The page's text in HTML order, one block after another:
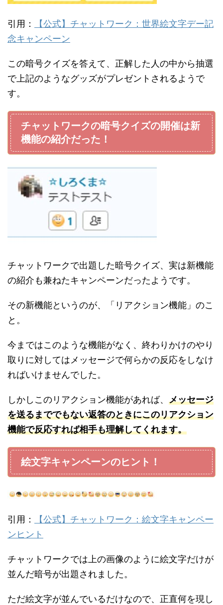
引用：
【公式】チャットワーク：世界絵文字デー記
念キャンペーン
この暗号クイズを答えて、正解した人の中から抽選
で上記のようなグッズがプレゼントされるようで
す。
チャットワークの暗号クイズの開催は新
機能の紹介だった！
チャットワークで出題した暗号クイズ、実は新機能
の紹介も兼ねたキャンペーンだったようです。
その新機能というのが、「リアクション機能」のこ
と。
今まではこのような機能がなく、終わりかけのやり
取りに対してはメッセージで何らかの反応をしなけ
ればいけませんでした。
しかしこのリアクション機能があれば、 メッセージ
を送るまででもない返答のときにこのリアクション
機能で反応すれば相手も理解してくれます。
絵文字キャンペーンのヒント！
引用：
【公式】チャットワーク：絵文字キャンペー
ンヒント
チャットワークでは上の画像のように絵文字だけが
並んだ暗号が出題されました。
ただ絵文字が並んでいるだけなので、正直何を現し